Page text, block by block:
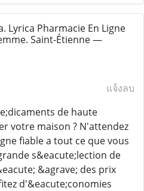
Lyrica Pharmacie En Ligne
Saint-Étienne —
แจ้งลบ
de haute
votre maison ? N'attendez
fiable a tout ce que vous
s&eacute;lection de
&agrave; des prix
d'&eacute;conomies